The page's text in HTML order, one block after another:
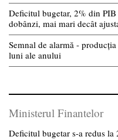
Deficitul bugetar, 2% din
dobânzi, mai mari decât
Semnal de alarmă -
luni ale anului
Ministerul Finantelor
Deficitul bugetar s-a redus la